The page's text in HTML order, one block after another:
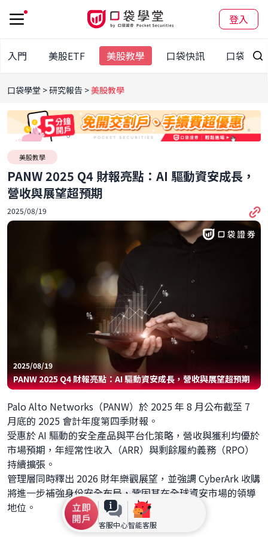
登入
客服中心智能客服
入門 美股ETF 美股教學 口袋快訊 口袋百科
口袋學堂 研究報告 美股教學
美股教學
PANW 2025 Q4 財報亮點：AI 驅動資安成長，
營收與展望超預期
2025/08/19
2025/08/19
PANW 2025 Q4 財報亮點：AI 驅動資安成長，營收與展望超預期
Palo Alto Networks（PANW）於 2025 年 8 月公布截至 7
月底的 2025 會計年度第四季財報。
受惠於 AI 驅動的安全產品與平台化策略，營收與獲利均優於
市場預期，年經常性收入（ARR）與剩餘履約義務（RPO）
持續擴張。
管理層同時釋出 2026 財年樂觀展望，並強調 CyberArk 收購
將進一步補強身份安全布局，鞏固其在全球資安市場的領導
地位。